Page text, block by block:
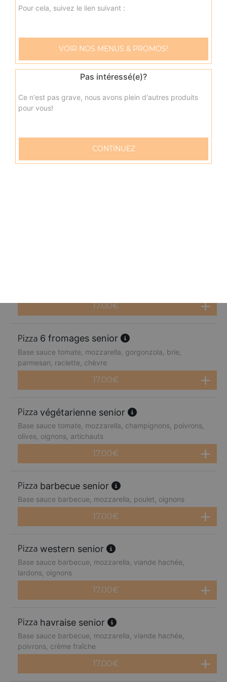
oeuf
napolitaine senior
Base sauce tomate, mozzarella, anchois, câpres, olives
17.00€
17.00€
6 fromages senior
Base sauce tomate, mozzarella, gorgonzola, brie,
parmesan, raclette, chèvre
17.00€
végétarienne senior
Base sauce tomate, mozzarella, champignons, poivrons,
olives, oignons, artichauts
17.00€
barbecue senior
Base sauce barbecue, mozzarella, poulet, oignons
17.00€
western senior
Base sauce barbecue, mozzarella, viande hachée,
lardons, oignons
17.00€
havraise senior
Base sauce barbecue, mozzarella, viande hachée,
poivrons, crème fraîche
17.00€
Pour cela, suivez le lien suivant :
VOIR NOS MENUS & PROMOS!
Pas intéressé(e)?
Ce n'est pas grave, nous avons plein d'autres produits
pour vous!
CONTINUEZ